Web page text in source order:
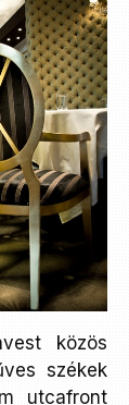
közös
székek
utcafront